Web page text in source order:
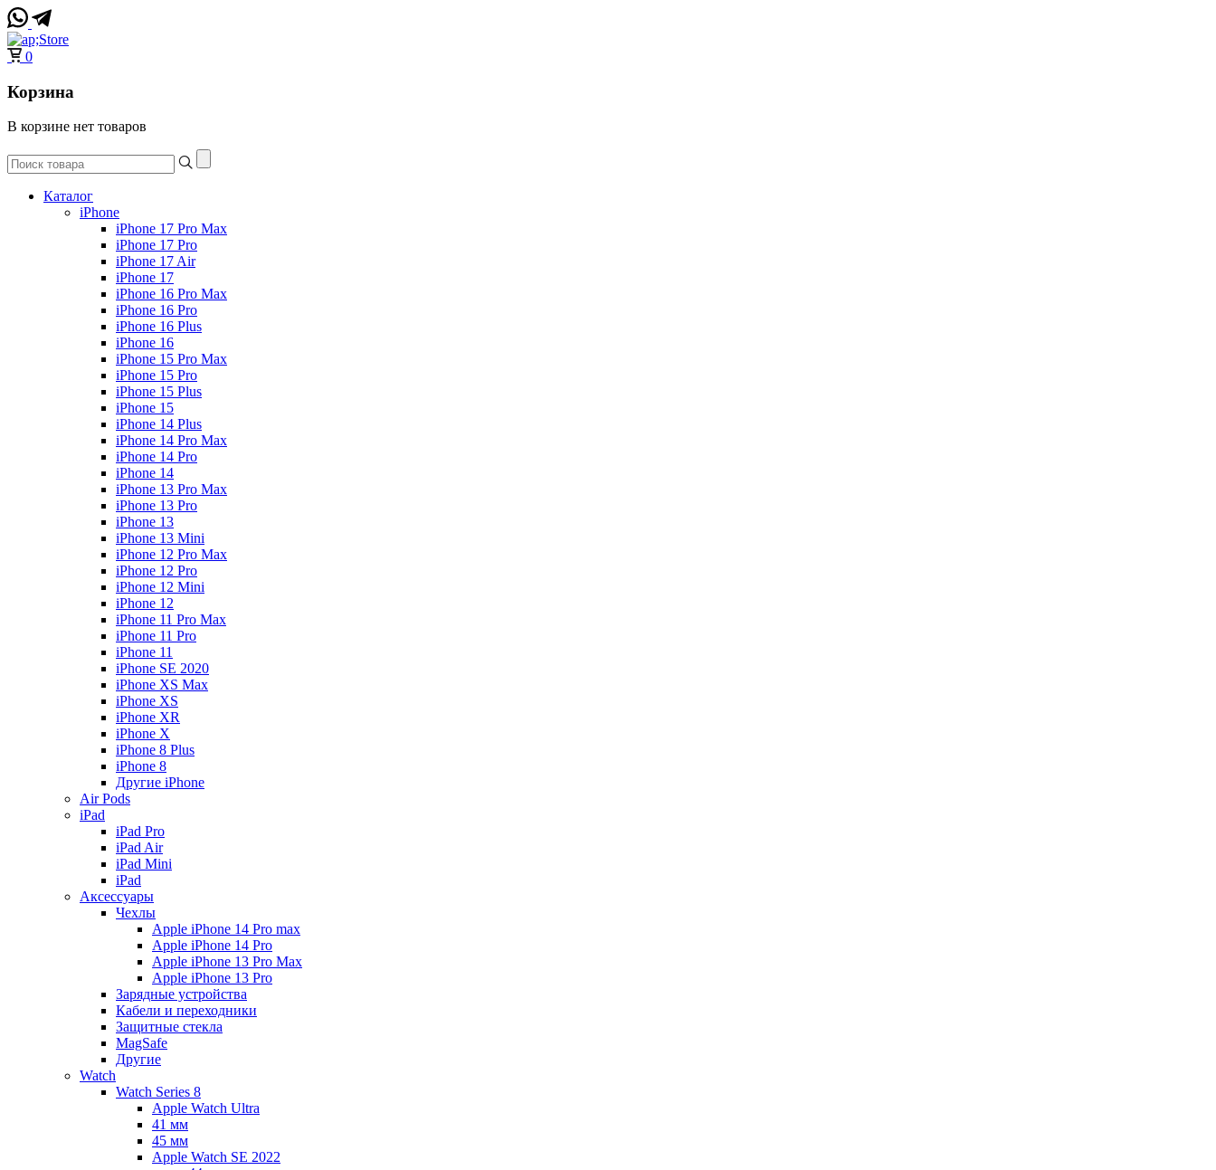
0
Корзина
В корзине нет товаров
Каталог
iPhone
iPhone 17 Pro Max
iPhone 17 Pro
iPhone 17 Air
iPhone 17
iPhone 16 Pro Max
iPhone 16 Pro
iPhone 16 Plus
iPhone 16
iPhone 15 Pro Max
iPhone 15 Pro
iPhone 15 Plus
iPhone 15
iPhone 14 Plus
iPhone 14 Pro Max
iPhone 14 Pro
iPhone 14
iPhone 13 Pro Max
iPhone 13 Pro
iPhone 13
iPhone 13 Mini
iPhone 12 Pro Max
iPhone 12 Pro
iPhone 12 Mini
iPhone 12
iPhone 11 Pro Max
iPhone 11 Pro
iPhone 11
iPhone SE 2020
iPhone XS Max
iPhone XS
iPhone XR
iPhone X
iPhone 8 Plus
iPhone 8
Другие iPhone
Air Pods
iPad
iPad Pro
iPad Air
iPad Mini
iPаd
Аксессуары
Чехлы
Apple iPhone 14 Pro max
Apple iPhone 14 Pro
Apple iPhone 13 Pro Max
Apple iPhone 13 Pro
Зарядные устройства
Кабели и переходники
Защитные стекла
MagSafe
Другие
Watch
Watch Series 8
Apple Watch Ultra
41 мм
45 мм
Apple Watch SE 2022